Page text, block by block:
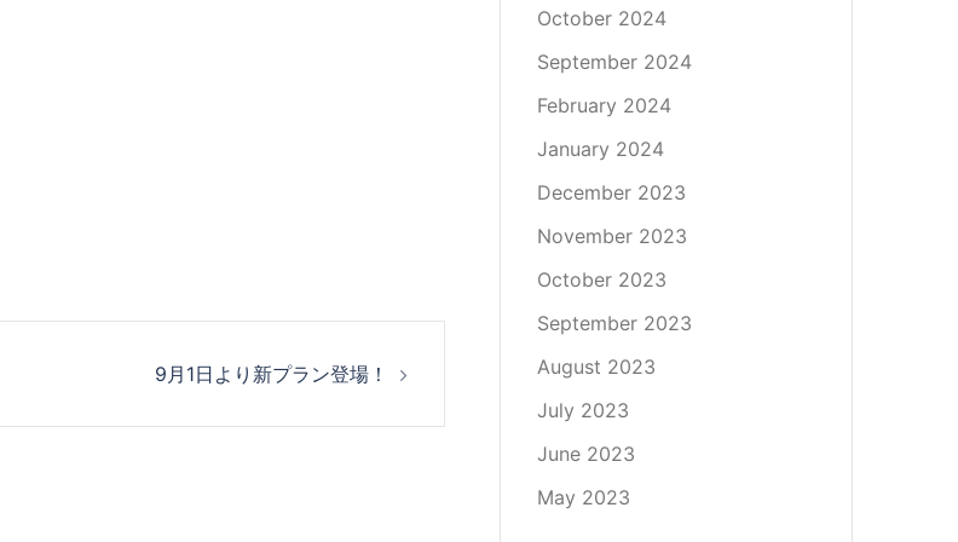
9月1日より新プラン登場！
October 2024
September 2024
February 2024
January 2024
December 2023
November 2023
October 2023
September 2023
August 2023
July 2023
June 2023
May 2023